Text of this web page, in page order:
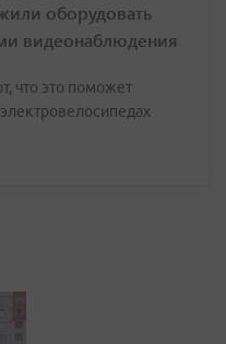
оборудовать
видеонаблюдения
что это поможет